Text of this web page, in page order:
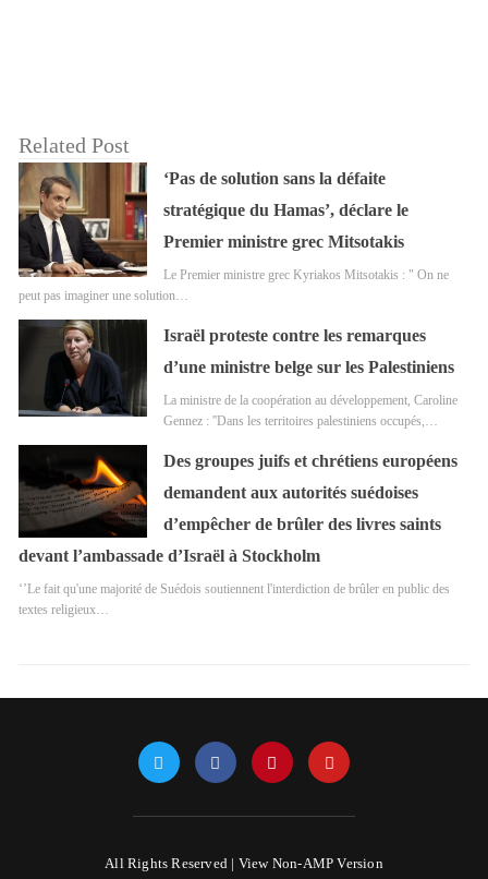
Related Post
‘Pas de solution sans la défaite
stratégique du Hamas’, déclare le
Premier ministre grec Mitsotakis
Le Premier ministre grec Kyriakos Mitsotakis : " On ne
peut pas imaginer une solution…
Israël proteste contre les remarques
d’une ministre belge sur les Palestiniens
La ministre de la coopération au développement, Caroline
Gennez : ''Dans les territoires palestiniens occupés,…
Des groupes juifs et chrétiens européens
demandent aux autorités suédoises
d’empêcher de brûler des livres saints
devant l’ambassade d’Israël à Stockholm
‘’Le fait qu'une majorité de Suédois soutiennent l'interdiction de brûler en public des
textes religieux…
All Rights Reserved | View Non-AMP Version